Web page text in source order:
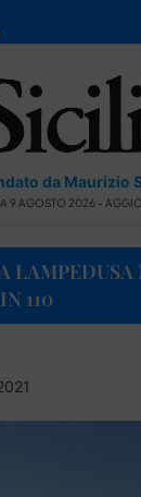
da Maurizio
9 AGOSTO 2026 -
110